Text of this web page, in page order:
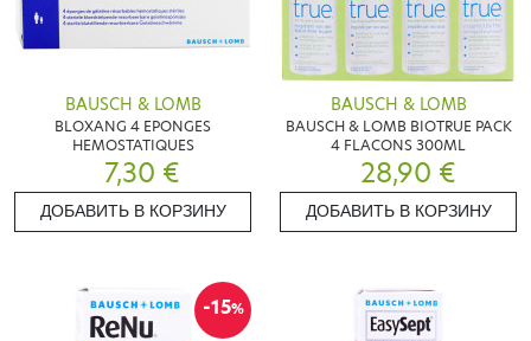
BAUSCH & LOMB
BLOXANG 4 EPONGES
HEMOSTATIQUES
7,30 €
ДОБАВИТЬ В КОРЗИНУ
BAUSCH & LOMB
BAUSCH & LOMB BIOTRUE PACK
4 FLACONS 300ML
28,90 €
ДОБАВИТЬ В КОРЗИНУ
-15%